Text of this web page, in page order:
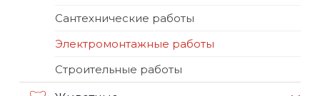
Сантехнические работы
Электромонтажные работы
Строительные работы